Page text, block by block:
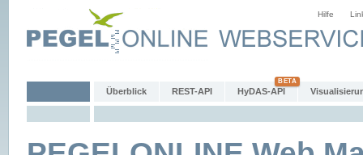
Hilfe
Überblick REST-API HyDAS-API